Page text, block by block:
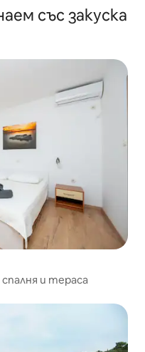
със закуска
и тераса